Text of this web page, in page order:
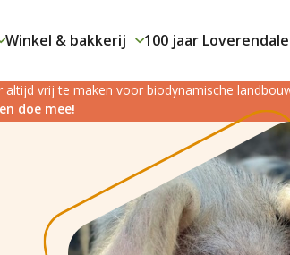
Winkel & bakkerij 100 jaar Loverendale
vrij te maken voor biodynamische
doe mee!